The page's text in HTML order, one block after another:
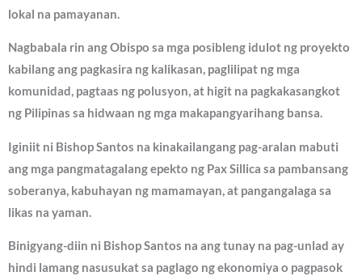
lokal na pamayanan.
Nagbabala rin ang Obispo sa mga posibleng idulot ng proyekto
kabilang ang pagkasira ng kalikasan, paglilipat ng mga
komunidad, pagtaas ng polusyon, at higit na pagkakasangkot
ng Pilipinas sa hidwaan ng mga makapangyarihang bansa.
Iginiit ni Bishop Santos na kinakailangang pag-aralan mabuti
ang mga pangmatagalang epekto ng Pax Sillica sa pambansang
soberanya, kabuhayan ng mamamayan, at pangangalaga sa
likas na yaman.
Binigyang-diin ni Bishop Santos na ang tunay na pag-unlad ay
hindi lamang nasusukat sa paglago ng ekonomiya o pagpasok